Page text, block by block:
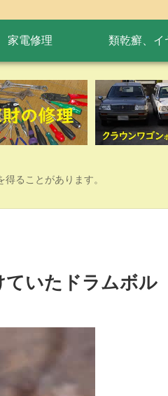
家電修理 類乾癬、イ
ることがあります。
ていたドラムボル